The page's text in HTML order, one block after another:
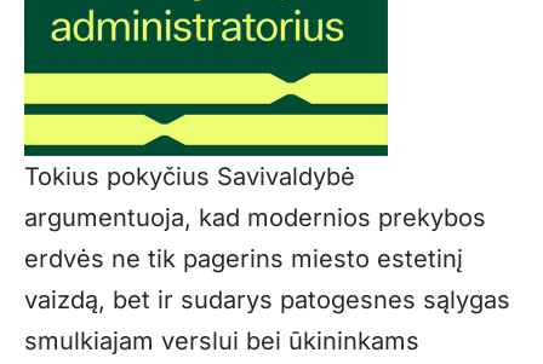
Tokius pokyčius Savivaldybė
argumentuoja, kad modernios prekybos
erdvės ne tik pagerins miesto estetinį
vaizdą, bet ir sudarys patogesnes sąlygas
smulkiajam verslui bei ūkininkams